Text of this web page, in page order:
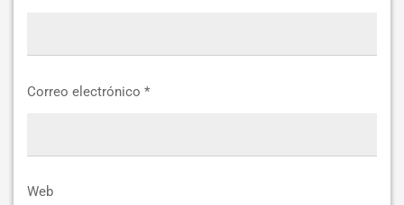
Correo electrónico *
Web